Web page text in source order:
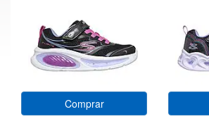
Comprar